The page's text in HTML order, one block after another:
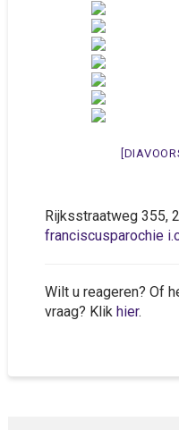
Rijksstraatweg 355,
franciscusparochie
Wilt u reageren? Of
vraag? Klik hier.